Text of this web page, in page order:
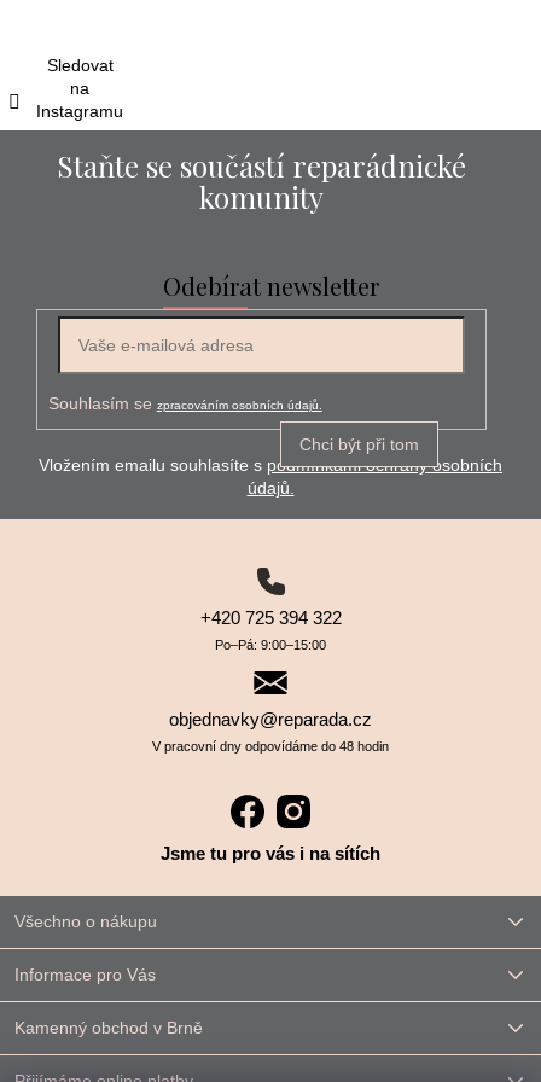
Sledovat
na
Instagramu
Staňte se součástí reparádnické
komunity
Odebírat newsletter
Souhlasím se zpracováním osobních údajů.
Chci být při tom
Vložením emailu souhlasíte s podmínkami ochrany osobních
údajů.
+420 725 394 322
Po–⁠⁠⁠⁠⁠⁠Pá: 9:00–⁠⁠⁠⁠⁠⁠15:00
objednavky@reparada.cz
V pracovní dny odpovídáme do 48 hodin
Jsme tu pro vás i na sítích
Všechno o nákupu
Informace pro Vás
Kamenný obchod v Brně